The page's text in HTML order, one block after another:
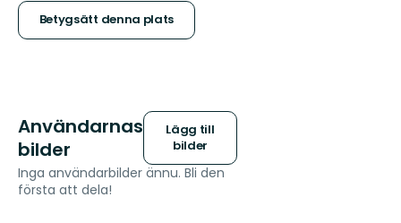
stjärnor
Betygsätt denna plats
Användarnas
bilder
Lägg till
bilder
Inga användarbilder ännu. Bli den
första att dela!